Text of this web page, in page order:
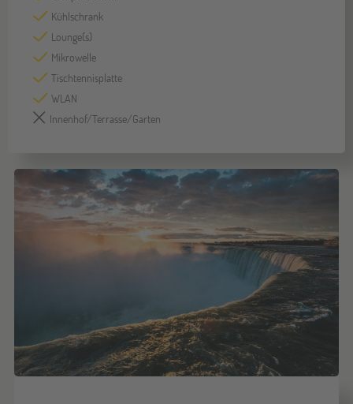
Kühlschrank
Lounge(s)
Mikrowelle
Tischtennisplatte
WLAN
Innenhof/Terrasse/Garten